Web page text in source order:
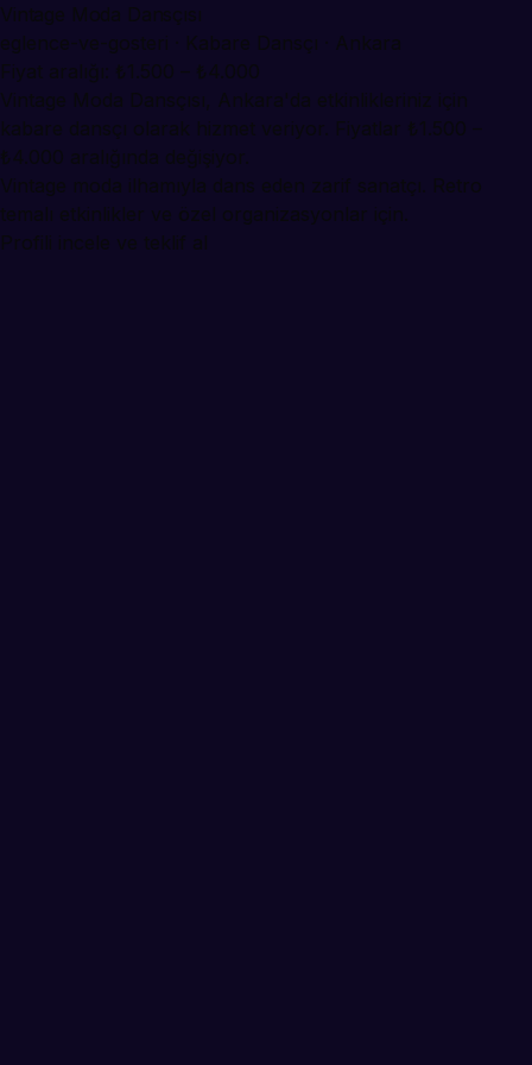
Vintage Moda Dansçısı
eglence-ve-gosteri · Kabare Dansçı · Ankara
Fiyat aralığı: ₺1.500 – ₺4.000
Vintage Moda Dansçısı, Ankara'da etkinlikleriniz için
kabare dansçı olarak hizmet veriyor. Fiyatlar ₺1.500 –
₺4.000 aralığında değişiyor.
Vintage moda ilhamıyla dans eden zarif sanatçı. Retro
temalı etkinlikler ve özel organizasyonlar için.
Profili incele ve teklif al